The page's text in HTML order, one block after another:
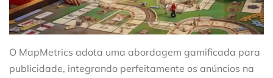
O MapMetrics adota uma abordagem gamificada para
publicidade, integrando perfeitamente os anúncios na